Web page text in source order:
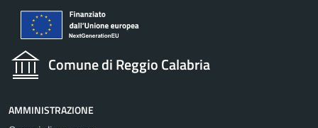
Comune di Reggio Calabria
AMMINISTRAZIONE